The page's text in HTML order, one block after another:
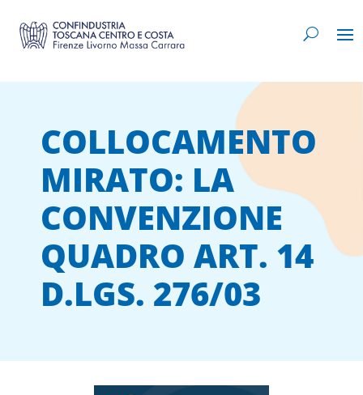
COLLOCAMENTO
MIRATO: LA
CONVENZIONE
QUADRO ART. 14
D.LGS. 276/03